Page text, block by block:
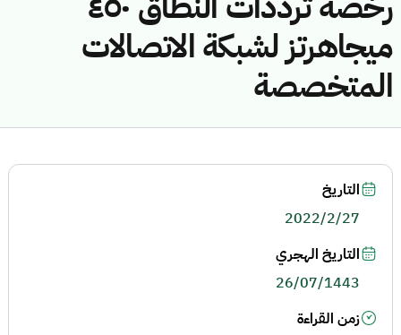
ميجاهرتز لشبكة الاتصالات
المتخصصة
التاريخ
2022/2/27
التاريخ الهجري
26/07/1443
زمن القراءة